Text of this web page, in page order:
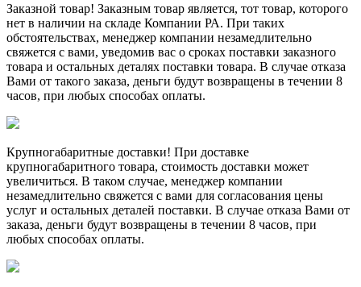
Заказной товар! Заказным товар является, тот товар, которого
нет в наличии на складе Компании РА. При таких
обстоятельствах, менеджер компании незамедлительно
свяжется с вами, уведомив вас о сроках поставки заказного
товара и остальных деталях поставки товара. В случае отказа
Вами от такого заказа, деньги будут возвращены в течении 8
часов, при любых способах оплаты.
Крупногабаритные доставки! При доставке
крупногабаритного товара, стоимость доставки может
увеличиться. В таком случае, менеджер компании
незамедлительно свяжется с вами для согласования цены
услуг и остальных деталей поставки. В случае отказа Вами от
заказа, деньги будут возвращены в течении 8 часов, при
любых способах оплаты.